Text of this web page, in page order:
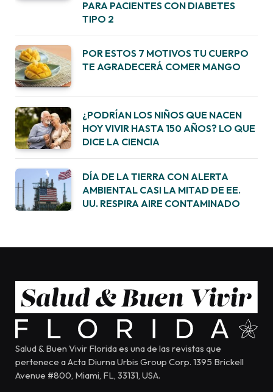
PARA PACIENTES CON DIABETES
TIPO 2
POR ESTOS 7 MOTIVOS TU CUERPO
TE AGRADECERÁ COMER MANGO
¿PODRÍAN LOS NIÑOS QUE NACEN
HOY VIVIR HASTA 150 AÑOS? LO QUE
DICE LA CIENCIA
DÍA DE LA TIERRA CON ALERTA
AMBIENTAL CASI LA MITAD DE EE.
UU. RESPIRA AIRE CONTAMINADO
Salud & Buen Vivir Florida es una de las revistas que
pertenece a Acta Diurna Urbis Group Corp. 1395 Brickell
Avenue #800, Miami, FL, 33131, USA.